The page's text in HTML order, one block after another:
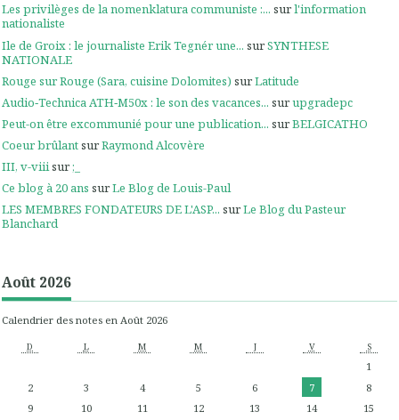
Les privilèges de la nomenklatura communiste :... surl'information
nationaliste
Ile de Groix : le journaliste Erik Tegnér une... surSYNTHESE
NATIONALE
Rouge sur Rouge (Sara, cuisine Dolomites) surLatitude
Audio‑Technica ATH‑M50x : le son des vacances... surupgradepc
Peut-on être excommunié pour une publication... surBELGICATHO
Coeur brûlantsurRaymond Alcovère
III, v-viiisur;_
Ce blog à 20 ans surLe Blog de Louis-Paul
LES MEMBRES FONDATEURS DE L'ASP... surLe Blog du Pasteur
Blanchard
Août 2026
Calendrier des notes en Août 2026
D L M M J V S
1
2
3 4 5 6 7
8
9
10 11 12 13 14
15